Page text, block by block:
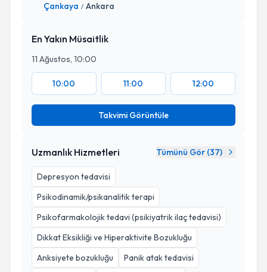
Çankaya / Ankara
En Yakın Müsaitlik
11 Ağustos, 10:00
10:00 11:00 12:00
Takvimi Görüntüle
Uzmanlık Hizmetleri Tümünü Gör (37)
Depresyon tedavisi
Psikodinamik/psikanalitik terapi
Psikofarmakolojik tedavi (psikiyatrik ilaç tedavisi)
Dikkat Eksikliği ve Hiperaktivite Bozukluğu
Anksiyete bozukluğu
Panik atak tedavisi